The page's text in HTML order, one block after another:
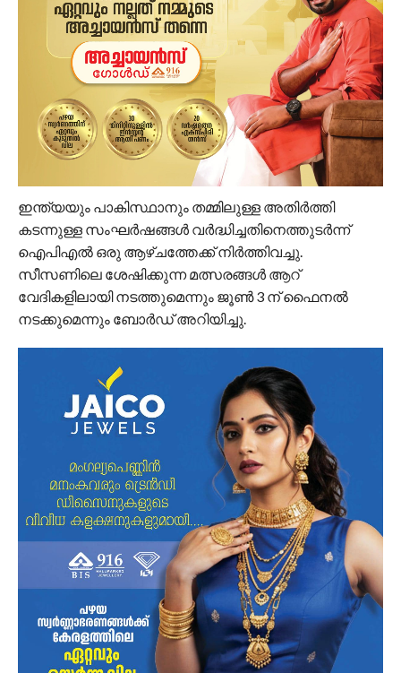
ഇന്ത്യയും പാകിസ്ഥാനും തമ്മിലുള്ള അതിർത്തി
കടന്നുള്ള സംഘർഷങ്ങൾ വർദ്ധിച്ചതിനെത്തുടർന്ന്
ഐപിഎൽ ഒരു ആഴ്ചത്തേക്ക് നിർത്തിവച്ചു.
സീസണിലെ ശേഷിക്കുന്ന മത്സരങ്ങൾ ആറ്
വേദികളിലായി നടത്തുമെന്നും ജൂൺ 3 ന് ഫൈനൽ
നടക്കുമെന്നും ബോർഡ് അറിയിച്ചു.